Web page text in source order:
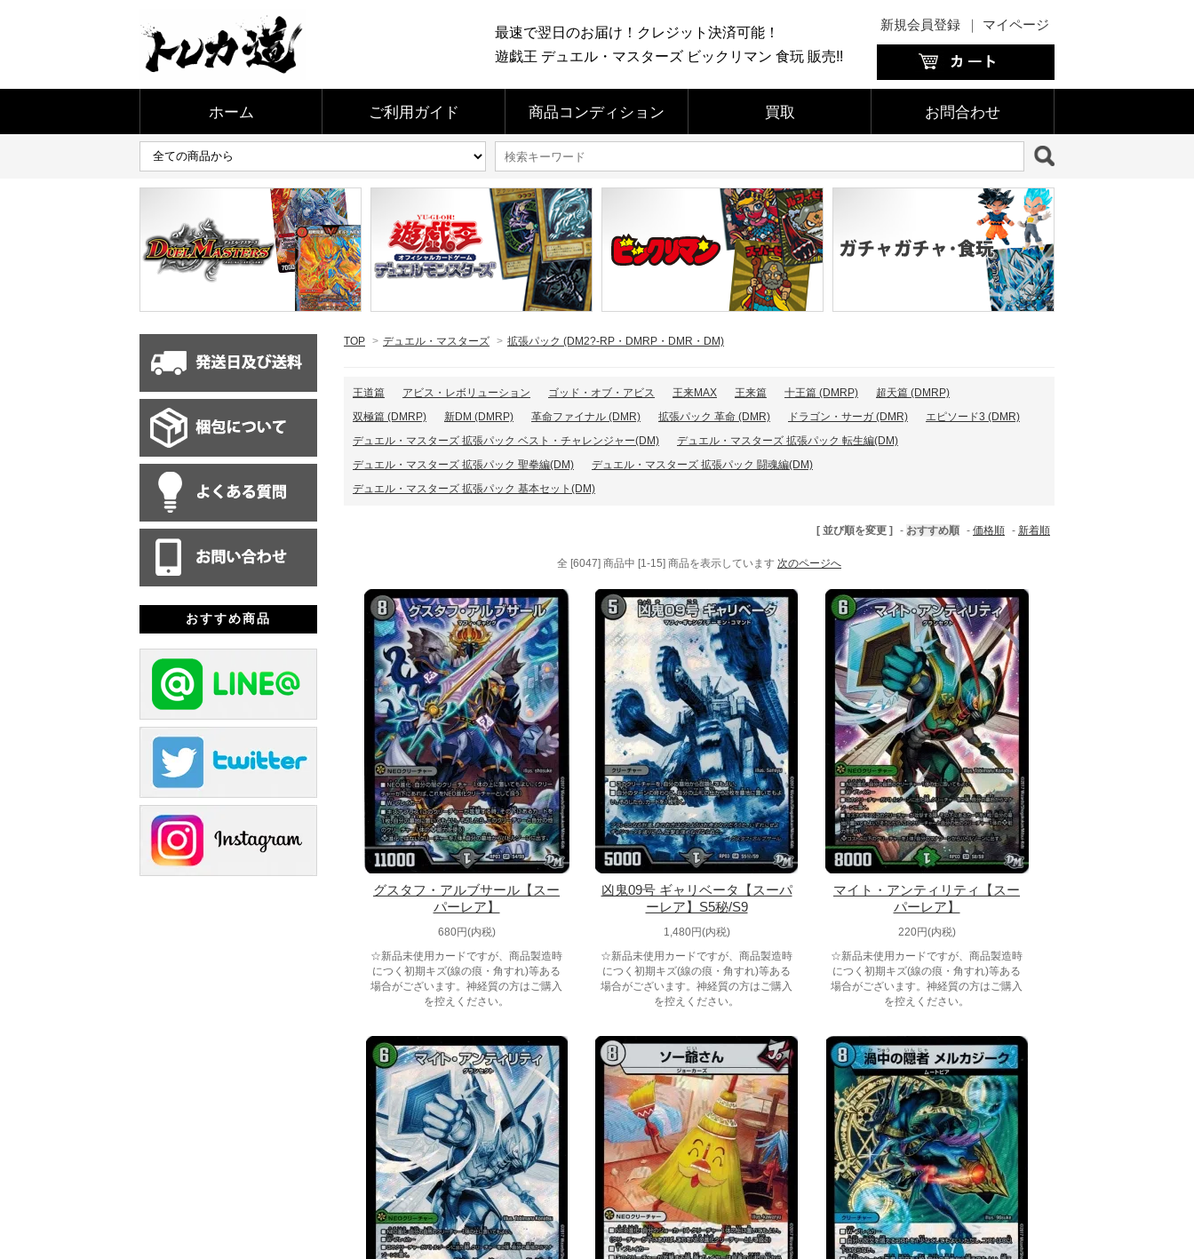
最速で翌日のお届け！クレジット決済可能！
遊戯王 デュエル・マスターズ ビックリマン 食玩 販売!!
新規会員登録 ｜ マイページ
ホーム ご利用ガイド 商品コンディション 買取 お問合わせ
TOP > デュエル・マスターズ > 拡張パック (DM2?-RP・DMRP・DMR・DM)
王道篇 アビス・レボリューション ゴッド・オブ・アビス 王来MAX 王来篇 十王篇 (DMRP)
超天篇 (DMRP)
双極篇 (DMRP)
新DM (DMRP) 革命ファイナル (DMR) 拡張パック 革命 (DMR) ドラゴン・サーガ (DMR)
エピソード3 (DMR)
デュエル・マスターズ 拡張パック ベスト・チャレンジャー(DM)
デュエル・マスターズ 拡張パック 転生編(DM)
デュエル・マスターズ 拡張パック 聖拳編(DM)
デュエル・マスターズ 拡張パック 闘魂編(DM)
デュエル・マスターズ 拡張パック 基本セット(DM)
[ 並び順を変更 ] - おすすめ順 - 価格順 - 新着順
全 [6047] 商品中 [1-15] 商品を表示しています 次のページへ
グスタフ・アルブサール【スー
パーレア】
680円(内税)
☆新品未使用カードですが、商品製造時
につく初期キズ(線の痕・角すれ)等ある
場合がございます。神経質の方はご購入
を控えください。
凶鬼09号 ギャリベータ【スーパ
ーレア】S5秘/S9
1,480円(内税)
☆新品未使用カードですが、商品製造時
につく初期キズ(線の痕・角すれ)等ある
場合がございます。神経質の方はご購入
を控えください。
マイト・アンティリティ【スー
パーレア】
220円(内税)
☆新品未使用カードですが、商品製造時
につく初期キズ(線の痕・角すれ)等ある
場合がございます。神経質の方はご購入
を控えください。
おすすめ商品